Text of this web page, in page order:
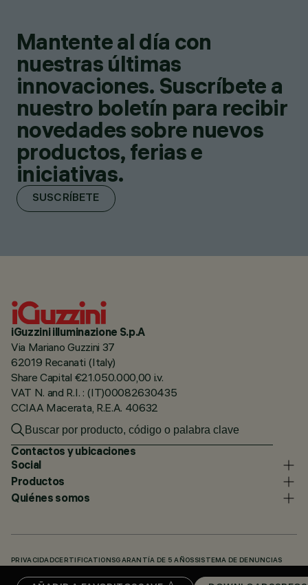
Mantente al día con
nuestras últimas
innovaciones. Suscríbete a
nuestro boletín para recibir
novedades sobre nuevos
productos, ferias e
iniciativas.
SUSCRÍBETE
iGuzzini illuminazione S.p.A
Via Mariano Guzzini 37
62019 Recanati (Italy)
Share Capital €21.050.000,00 i.v.
VAT N. and R.I. : (IT)00082630435
CCIAA Macerata, R.E.A. 40632
Contactos y ubicaciones
Social
Productos
Quiénes somos
PRIVACIDADCERTIFICATIONSGARANTÍA DE 5 AÑOS SISTEMA DE DENUNCIAS